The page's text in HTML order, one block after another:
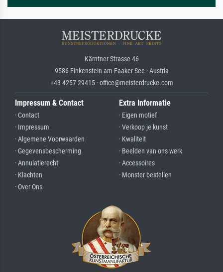
Kärntner Strasse 46
9586 Finkenstein am Faaker See · Austria
+43 4257 29415 · office@meisterdrucke.com
Impressum & Contact
· Contact
· Impressum
· Algemene Voorwaarden
· Gegevensbescherming
· Annulatierecht
· Klachten
· Over Ons
Extra Informatie
· Eigen motief
· Verkoop je kunst
· Kwaliteit
· Beelden van ons werk
· Accessoires
· Monster bestellen